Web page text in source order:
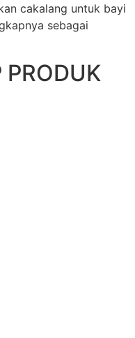
cakalang untuk bayi
sebagai
PRODUK